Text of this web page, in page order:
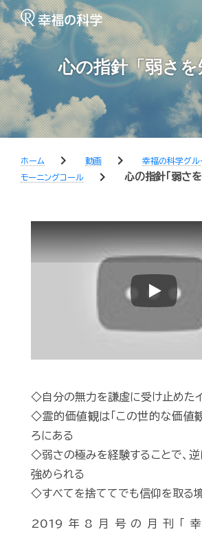
心の指針「弱さを
ホーム chevron_right 動画 chevron_right 幸福の科学グル
モーニングコール
chevron_right 心の指針「弱さを
Play
◇自分の無力を謙虚に受け止めたイ
◇霊的価値観は「この世的な価値
ろにある
◇弱さの極みを経験することで、
強められる
◇すべてを捨ててでも信仰を取る
2019年8月号の月刊「幸